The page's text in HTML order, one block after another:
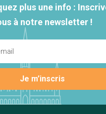
plus une info :
à notre newsletter !